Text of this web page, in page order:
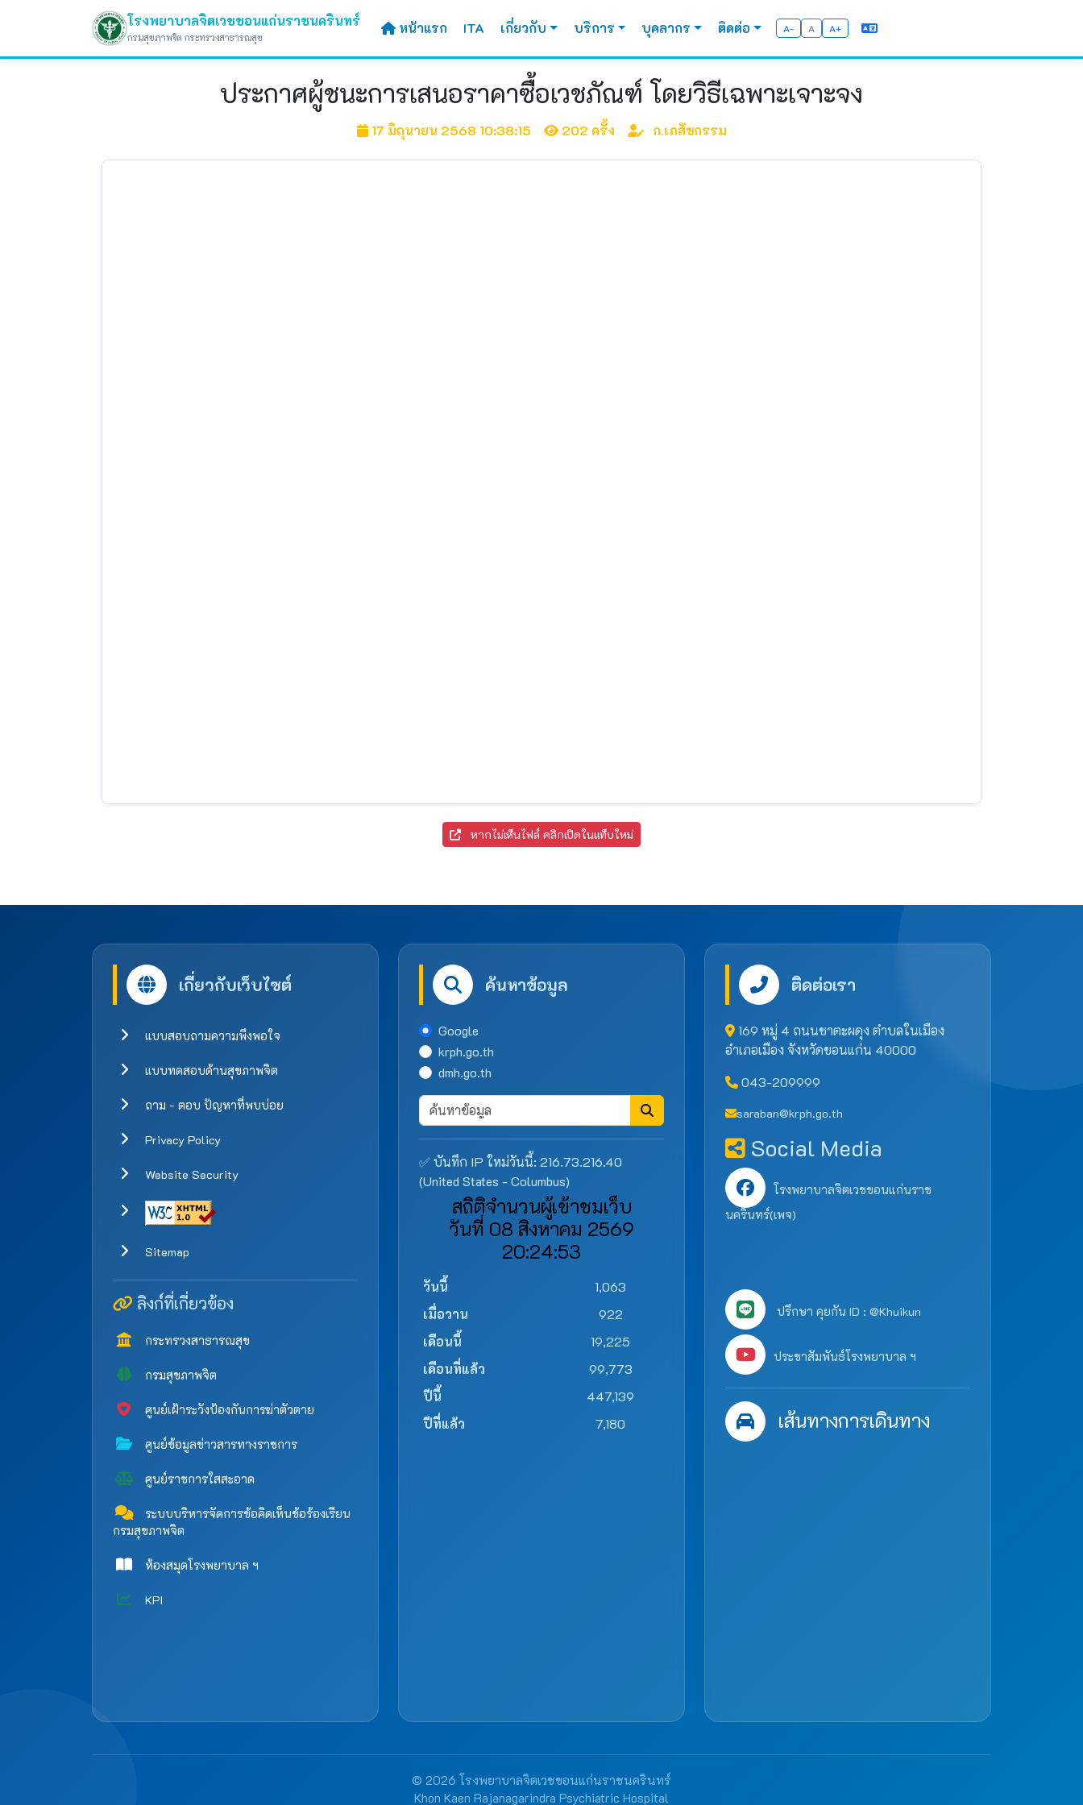
โรงพยาบาลจิตเวชขอนแก่นราชนครินทร์
กรมสุขภาพจิต กระทรวงสาธารณสุข
หน้าแรก ITA เกี่ยวกับ บริการ บุคลากร ติดต่อ A- A A+
ประกาศผู้ชนะการเสนอราคาซื้อเวชภัณฑ์ โดยวิธีเฉพาะเจาะจง
17 มิถุนายน 2568 10:38:15 202 ครั้ง ก.เภสัชกรรม
หากไม่เห็นไฟล์ คลิกเปิดในแท็บใหม่
เกี่ยวกับเว็บไซต์
แบบสอบถามความพึงพอใจ
แบบทดสอบด้านสุขภาพจิต
ถาม - ตอบ ปัญหาที่พบบ่อย
Privacy Policy
Website Security
Sitemap
ลิงก์ที่เกี่ยวข้อง
กระทรวงสาธารณสุข
กรมสุขภาพจิต
ศูนย์เฝ้าระวังป้องกันการฆ่าตัวตาย
ศูนย์ข้อมูลข่าวสารทางราชการ
ศูนย์ราชการใสสะอาด
ระบบบริหารจัดการข้อคิดเห็นข้อร้องเรียน
กรมสุขภาพจิต
ห้องสมุดโรงพยาบาล ฯ
KPI
ค้นหาข้อมูล
Google
krph.go.th
dmh.go.th
✅ บันทึก IP ใหม่วันนี้: 216.73.216.40
(United States - Columbus)
สถิติจำนวนผู้เข้าชมเว็บ
วันที่ 08 สิงหาคม 2569
20:24:53
วันนี้
1,063
เมื่อวาน
922
เดือนนี้
19,225
เดือนที่แล้ว
99,773
ปีนี้
447,139
ปีที่แล้ว
7,180
ติดต่อเรา
169 หมู่ 4 ถนนชาตะผดุง ตำบลในเมือง
อำเภอเมือง จังหวัดขอนแก่น 40000
043-209999
saraban@krph.go.th
Social Media
โรงพยาบาลจิตเวชขอนแก่นราช
นครินทร์(เพจ)
ปรึกษา คุยกัน ID : @Khuikun
ประชาสัมพันธ์โรงพยาบาล ฯ
เส้นทางการเดินทาง
© 2026 โรงพยาบาลจิตเวชขอนแก่นราชนครินทร์
Khon Kaen Rajanagarindra Psychiatric Hospital